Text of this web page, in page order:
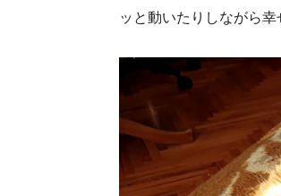
ッと動いたりしながら幸